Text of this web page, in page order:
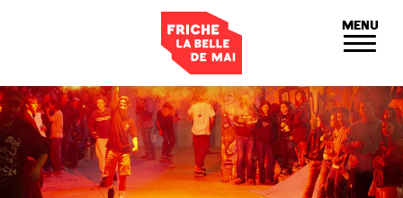
MENU
Panneau de gestion des cookies